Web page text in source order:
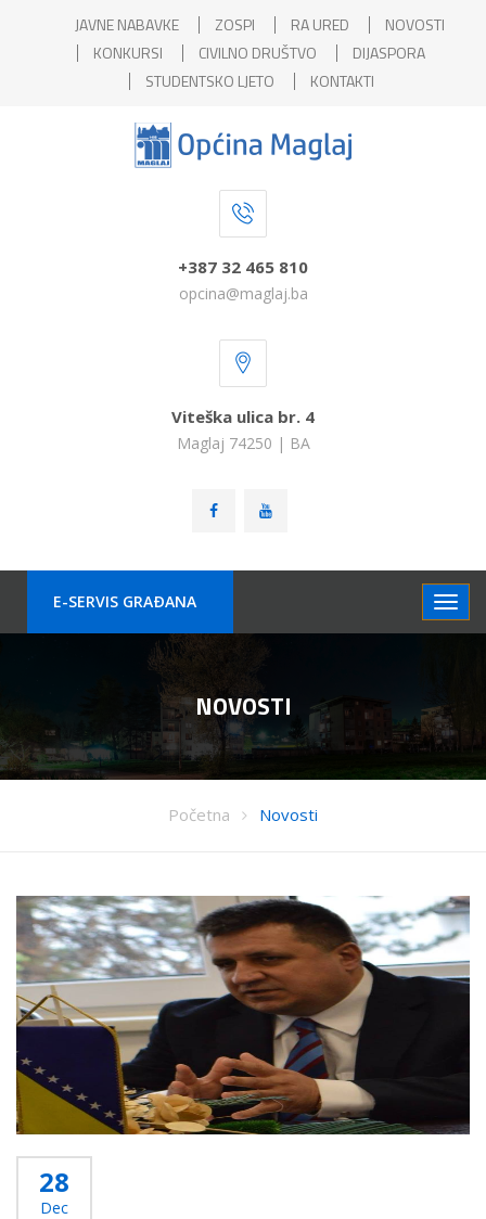
JAVNE NABAVKE ZOSPI RA URED
NOVOSTI
KONKURSI
CIVILNO DRUŠTVO
DIJASPORA
STUDENTSKO LJETO
KONTAKTI
+387 32 465 810
opcina@maglaj.ba
Viteška ulica br. 4
Maglaj 74250 | BA
E-SERVIS GRAÐANA
NOVOSTI
Početna Novosti
28
Dec